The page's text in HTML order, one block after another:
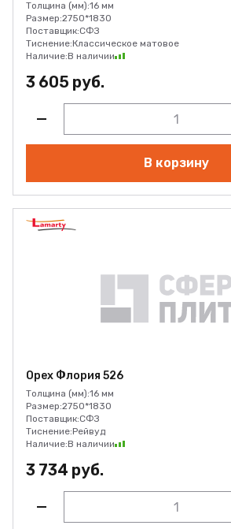
Толщина (мм):16 мм
Размер:2750*1830
Поставщик:СФЗ
Тиснение:Классическое матовое
Наличие:В наличии
3 605 руб.
В корзину
Орех Флория 526
Толщина (мм):16 мм
Размер:2750*1830
Поставщик:СФЗ
Тиснение:Рейвуд
Наличие:В наличии
3 734 руб.